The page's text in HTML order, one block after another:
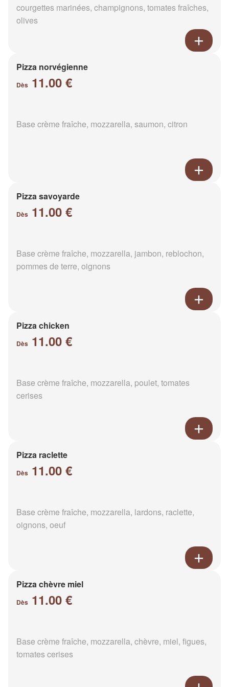
courgettes marinées, champignons, tomates fraîches,
olives
Pizza norvégienne
Dès 11.00 €
Base crème fraîche, mozzarella, saumon, citron
Pizza savoyarde
Dès 11.00 €
Base crème fraîche, mozzarella, jambon, reblochon,
pommes de terre, oignons
Pizza chicken
Dès 11.00 €
Base crème fraîche, mozzarella, poulet, tomates
cerises
Pizza raclette
Dès 11.00 €
Base crème fraîche, mozzarella, lardons, raclette,
oignons, oeuf
Pizza chèvre miel
Dès 11.00 €
Base crème fraîche, mozzarella, chèvre, miel, figues,
tomates cerises